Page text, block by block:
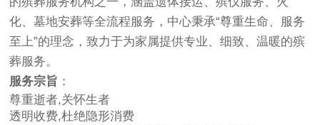
化、墓地安葬等全流程服务，中心秉承“尊重生命、服务
至上”的理念，致力于为家属提供专业、细致、温暖的殡
葬服务。
服务宗旨 ：
尊重逝者,关怀生者
透明收费,杜绝隐形消费